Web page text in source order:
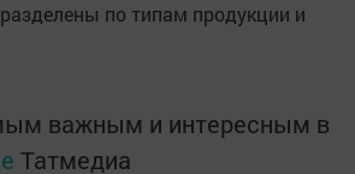
по типам продукции и
важным и интересным в
Татмедиа